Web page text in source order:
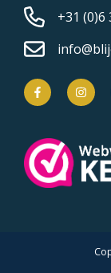
+31 (0)6